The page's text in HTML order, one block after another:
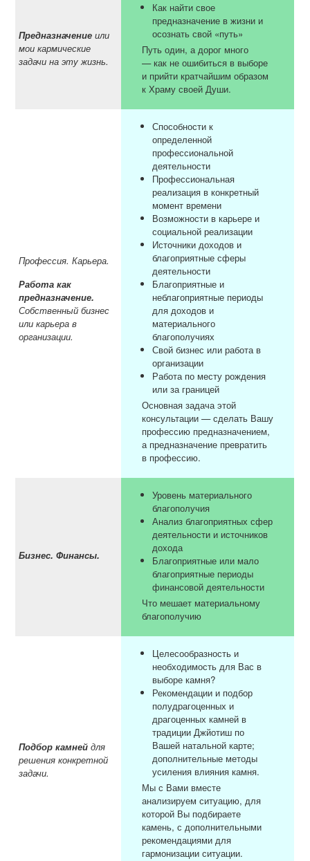
Предназначение или
мои кармические
задачи на эту жизнь.
Как найти свое
предназначение в жизни и
осознать свой «путь»
Путь один, а дорог много
— как не ошибиться в выборе
и прийти кратчайшим образом
к Храму своей Души.
Профессия. Карьера.
Работа как
предназначение.
Собственный бизнес
или карьера в
организации.
Способности к
определенной
профессиональной
деятельности
Профессиональная
реализация в конкретный
момент времени
Возможности в карьере и
социальной реализации
Источники доходов и
благоприятные сферы
деятельности
Благоприятные и
неблагоприятные периоды
для доходов и
материального
благополучиях
Свой бизнес или работа в
организации
Работа по месту рождения
или за границей
Основная задача этой
консультации — сделать Вашу
профессию предназначением,
а предназначение превратить
в профессию.
Бизнес. Финансы.
Уровень материального
благополучия
Анализ благоприятных сфер
деятельности и источников
дохода
Благоприятные или мало
благоприятные периоды
финансовой деятельности
Что мешает материальному
благополучию
Подбор камней для
решения конкретной
задачи.
Целесообразность и
необходимость для Вас в
выборе камня?
Рекомендации и подбор
полудрагоценных и
драгоценных камней в
традиции Джйотиш по
Вашей натальной карте;
дополнительные методы
усиления влияния камня.
Мы с Вами вместе
анализируем ситуацию, для
которой Вы подбираете
камень, с дополнительными
рекомендациями для
гармонизации ситуации.